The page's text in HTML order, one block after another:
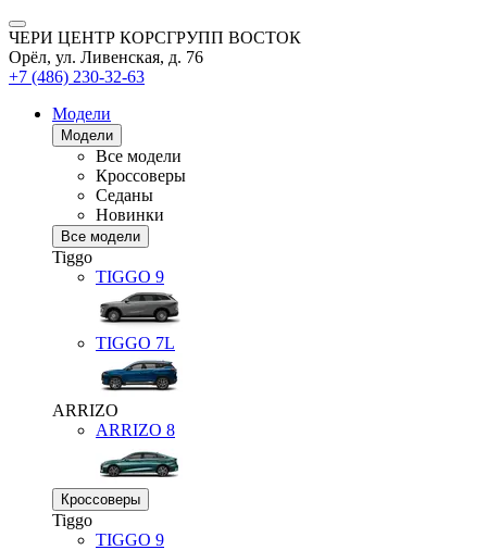
ЧЕРИ ЦЕНТР КОРСГРУПП ВОСТОК
Орёл, ул. Ливенская, д. 76
+7 (486) 230-32-63
Модели
Модели
Все модели
Кроссоверы
Седаны
Новинки
Все модели
Tiggo
TIGGO 9
TIGGO 7L
ARRIZO
ARRIZO 8
Кроссоверы
Tiggo
TIGGO 9